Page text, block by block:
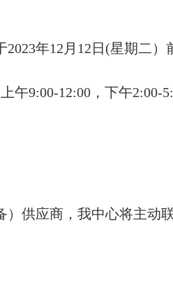
年12月12日(星期二）
午9:00-12:00，下午
供应商，我中心将主动